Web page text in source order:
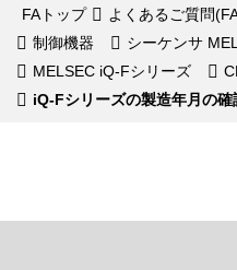
FAトップ よくあるご質問
制御機器
シーケンサ
MELSEC iQ-Fシリーズ
iQ-Fシリーズの製造年月の確